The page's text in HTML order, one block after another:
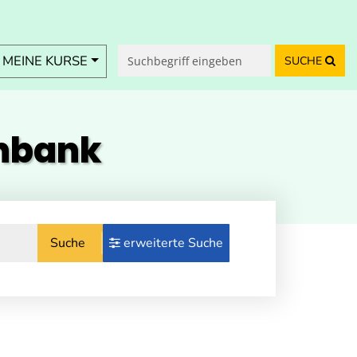
KURSE SUCHE
Suche erweiterte Suche